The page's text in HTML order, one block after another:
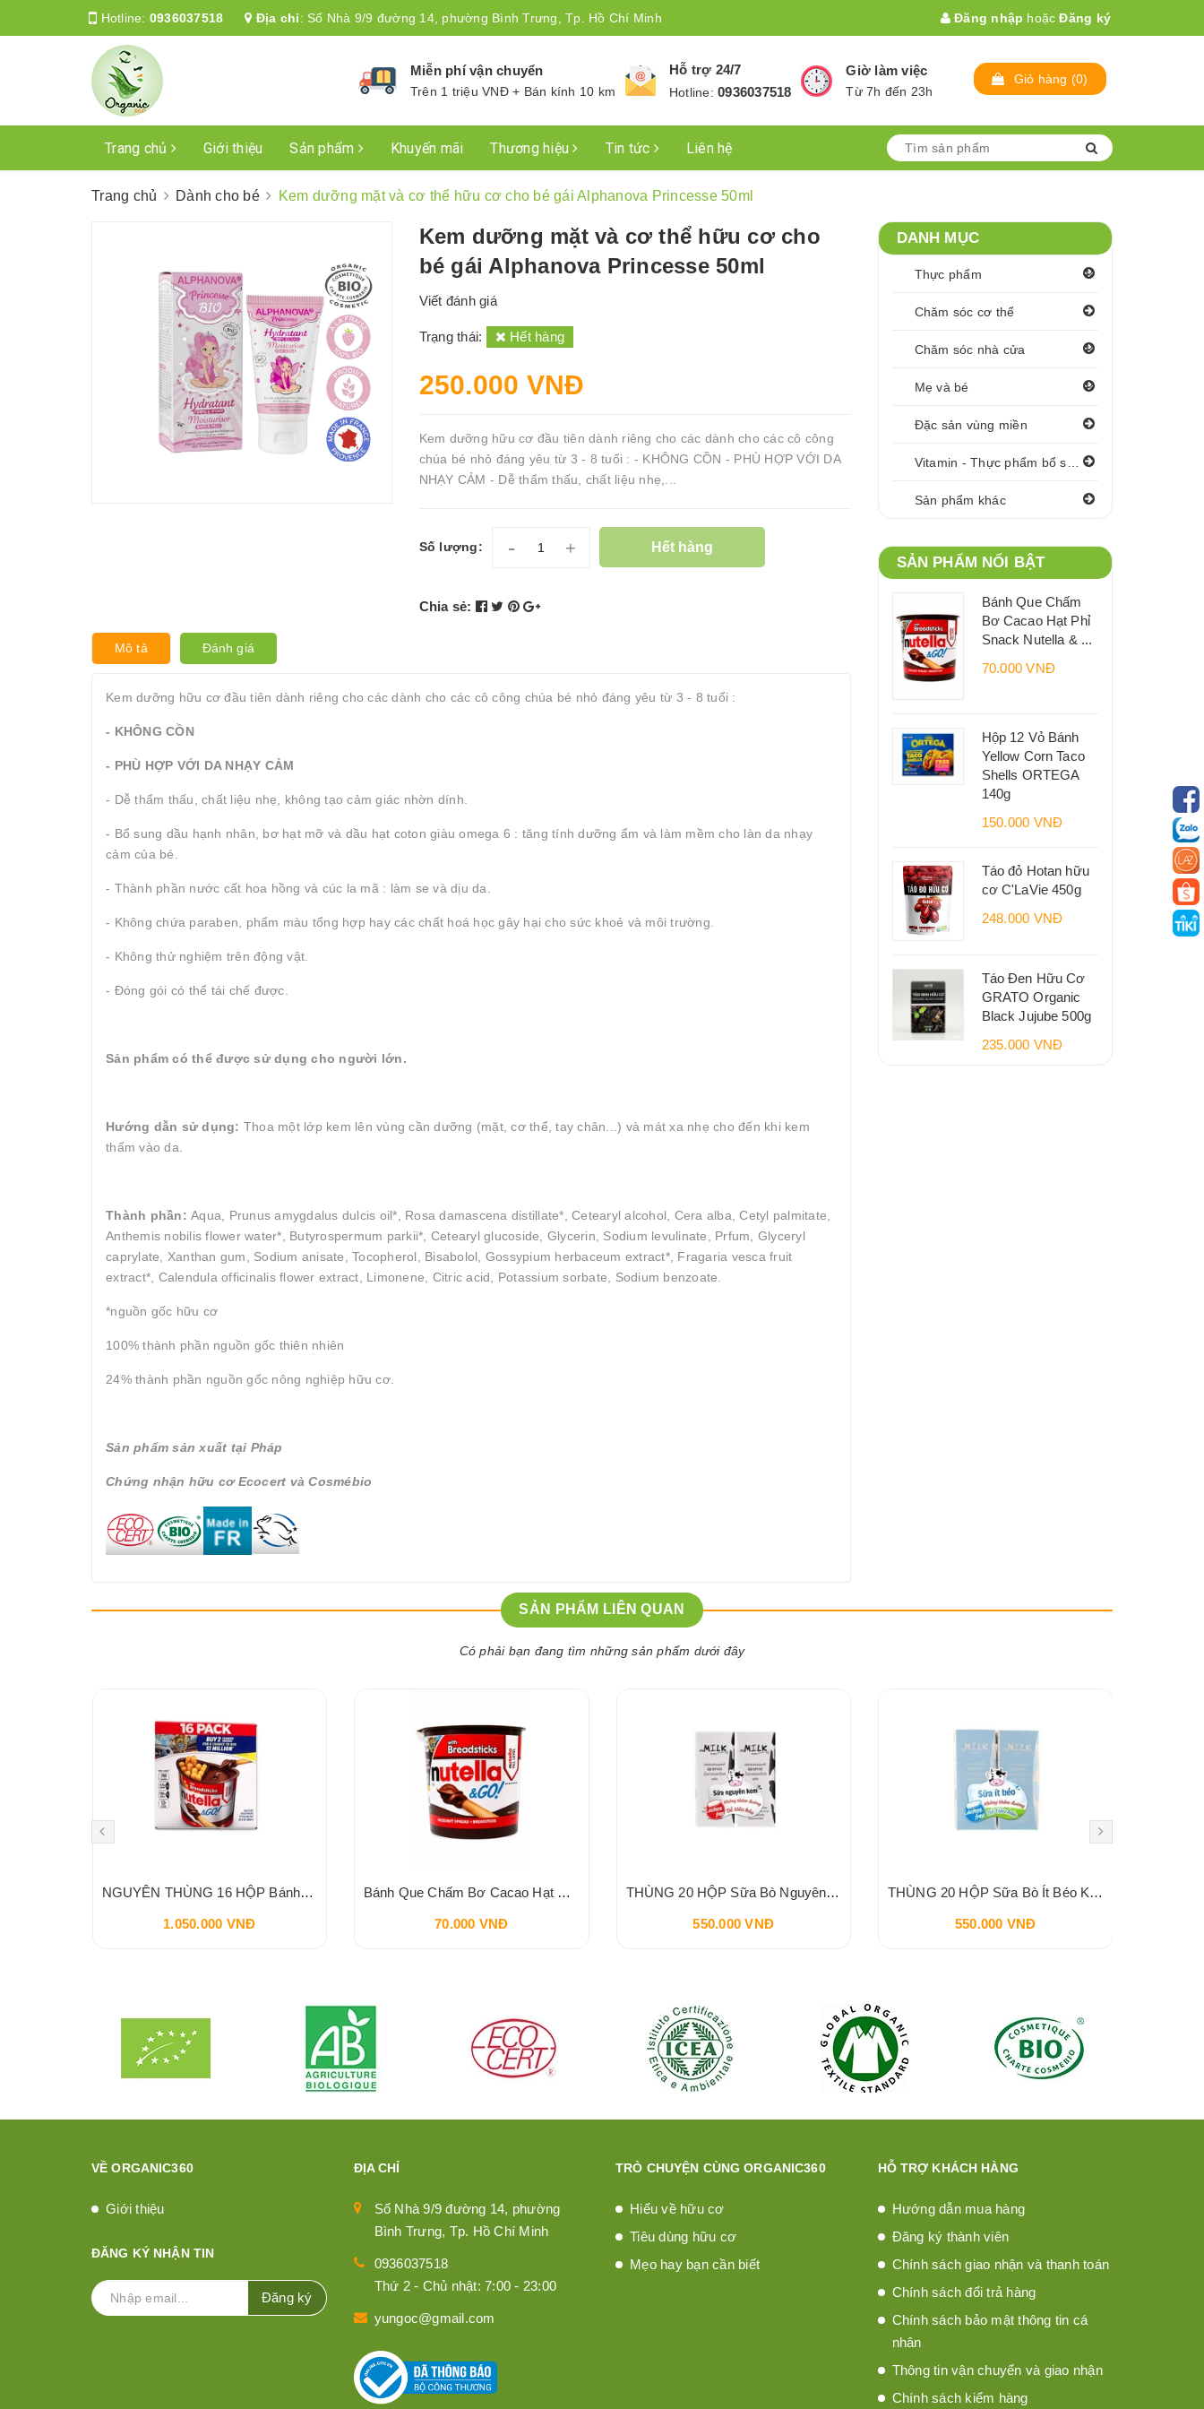
Hotline: 0936037518 Địa chỉ: Số Nhà 9/9 đường 14, phường Bình Trưng, Tp. Hồ Chí Minh Đăng nhập hoặc Đăng ký
Miễn phí vận chuyển
Trên 1 triệu VNĐ + Bán kính 10 km
Hỗ trợ 24/7
Hotline:0936037518
Giờ làm việc
Từ 7h đến 23h
Giỏ hàng (0)
Trang chủ Giới thiệu Sản phẩm Khuyến mãi Thương hiệu Tin tức Liên hệ
Trang chủ Dành cho bé Kem dưỡng mặt và cơ thể hữu cơ cho bé gái Alphanova Princesse 50ml
Kem dưỡng mặt và cơ thể hữu cơ cho
bé gái Alphanova Princesse 50ml
Viết đánh giá
Trạng thái: Hết hàng
250.000 VNĐ
Kem dưỡng hữu cơ đầu tiên dành riêng cho các dành cho các cô công
chúa bé nhỏ đáng yêu từ 3 - 8 tuổi : - KHÔNG CỒN - PHÙ HỢP VỚI DA
NHẠY CẢM - Dễ thẩm thấu, chất liệu nhẹ,...
Số lượng: - + Hết hàng
Chia sẻ:
Mô tả Đánh giá
Kem dưỡng hữu cơ đầu tiên dành riêng cho các dành cho các cô công chúa bé nhỏ đáng yêu từ 3 - 8 tuổi :
- KHÔNG CỒN
- PHÙ HỢP VỚI DA NHẠY CẢM
- Dễ thẩm thấu, chất liệu nhẹ, không tạo cảm giác nhờn dính.
- Bổ sung dầu hạnh nhân, bơ hạt mỡ và dầu hạt coton giàu omega 6 : tăng tính dưỡng ẩm và làm mềm cho làn da nhạy
cảm của bé.
- Thành phần nước cất hoa hồng và cúc la mã : làm se và dịu da.
- Không chứa paraben, phẩm màu tổng hợp hay các chất hoá học gây hại cho sức khoẻ và môi trường.
- Không thử nghiệm trên động vật.
- Đóng gói có thể tái chế được.
Sản phẩm có thể được sử dụng cho người lớn.
Hướng dẫn sử dụng: Thoa một lớp kem lên vùng cần dưỡng (mặt, cơ thể, tay chân...) và mát xa nhẹ cho đến khi kem
thấm vào da.
Thành phần: Aqua, Prunus amygdalus dulcis oil*, Rosa damascena distillate*, Cetearyl alcohol, Cera alba, Cetyl palmitate,
Anthemis nobilis flower water*, Butyrospermum parkii*, Cetearyl glucoside, Glycerin, Sodium levulinate, Prfum, Glyceryl
caprylate, Xanthan gum, Sodium anisate, Tocopherol, Bisabolol, Gossypium herbaceum extract*, Fragaria vesca fruit
extract*, Calendula officinalis flower extract, Limonene, Citric acid, Potassium sorbate, Sodium benzoate.
*nguồn gốc hữu cơ
100% thành phần nguồn gốc thiên nhiên
24% thành phần nguồn gốc nông nghiệp hữu cơ.
Sản phẩm sản xuất tại Pháp
Chứng nhận hữu cơ Ecocert và Cosmébio
DANH MỤC
Thực phẩm
Chăm sóc cơ thể
Chăm sóc nhà cửa
Mẹ và bé
Đặc sản vùng miền
Sản phẩm khác
SẢN PHẨM NỔI BẬT
Bánh Que Chấm
Bơ Cacao Hạt Phỉ
Snack Nutella & ...
70.000 VNĐ
Hộp 12 Vỏ Bánh
Yellow Corn Taco
Shells ORTEGA
140g
150.000 VNĐ
Táo đỏ Hotan hữu
cơ C'LaVie 450g
248.000 VNĐ
Táo Đen Hữu Cơ
GRATO Organic
Black Jujube 500g
235.000 VNĐ
SẢN PHẨM LIÊN QUAN
Có phải bạn đang tìm những sản phẩm dưới đây
NGUYÊN THÙNG 16 HỘP Bánh Que Chấm Bơ Cacao Hạt Phỉ Snack Nutella & Go Breadstick 52g
1.050.000 VNĐ
Bánh Que Chấm Bơ Cacao Hạt Phỉ Snack Nutella & Go Breadstick 52g
70.000 VNĐ
THÙNG 20 HỘP Sữa Bò Nguyên Kem Không Lactose MMILK 180ml
550.000 VNĐ
THÙNG 20 HỘP Sữa Bò Ít Béo Không Lactose MMILK 180ml
550.000 VNĐ
VỀ ORGANIC360
Giới thiệu
ĐĂNG KÝ NHẬN TIN
Đăng ký
ĐỊA CHỈ
Số Nhà 9/9 đường 14, phường
Bình Trưng, Tp. Hồ Chí Minh
0936037518
Thứ 2 - Chủ nhật: 7:00 - 23:00
yungoc@gmail.com
TRÒ CHUYỆN CÙNG ORGANIC360
Hiểu về hữu cơ
Tiêu dùng hữu cơ
Mẹo hay bạn cần biết
HỖ TRỢ KHÁCH HÀNG
Hướng dẫn mua hàng
Đăng ký thành viên
Chính sách giao nhận và thanh toán
Chính sách đổi trả hàng
Chính sách bảo mật thông tin cá
nhân
Thông tin vận chuyển và giao nhận
Chính sách kiểm hàng